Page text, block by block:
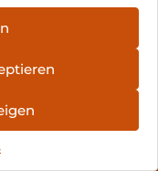
Reserved.